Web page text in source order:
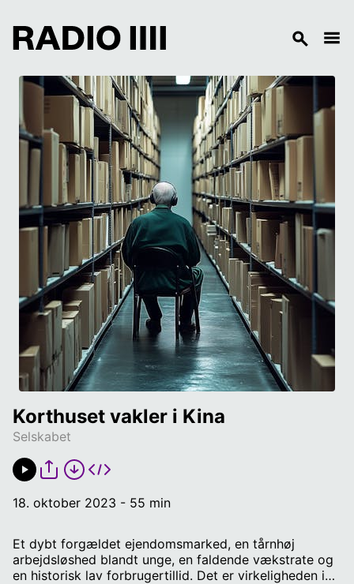
Selskabet
Korthuset vakler i Kina
18. oktober 2023 - 55 min
Et dybt forgældet ejendomsmarked, en tårnhøj
arbejdsløshed blandt unge, en faldende vækstrate og
en historisk lav forbrugertillid. Det er virkeligheden i